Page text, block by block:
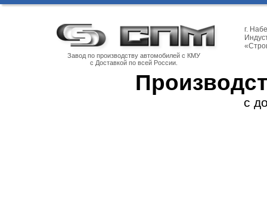
Завод по производству автомобилей с КМУ
с Доставкой по всей России.
г.
с